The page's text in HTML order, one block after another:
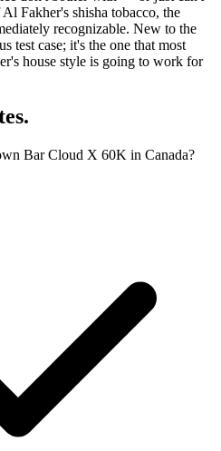
Fakher's shisha tobacco, the
recognizable. New to the
test case; it's the one that most
house style is going to work for
Bar Cloud X 60K in Canada?